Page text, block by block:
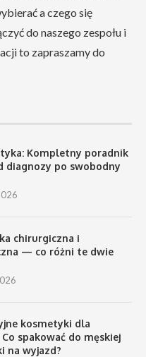
a czego się
do naszego zespołu i
to zapraszamy do
Kompletny poradnik
diagnozy po swobodny
chirurgiczna i
— co różni te dwie
kosmetyki dla
spakować do męskiej
na wyjazd?